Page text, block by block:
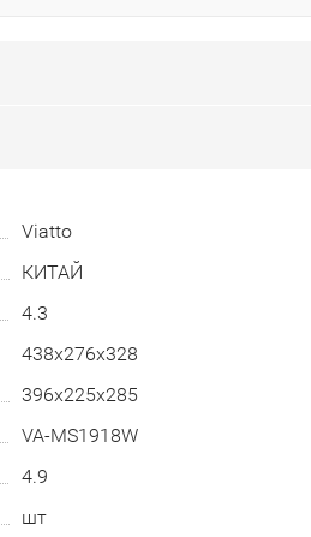
Viatto
КИТАЙ
4.3
438х276х328
396х225х285
VA-MS1918W
4.9
шт